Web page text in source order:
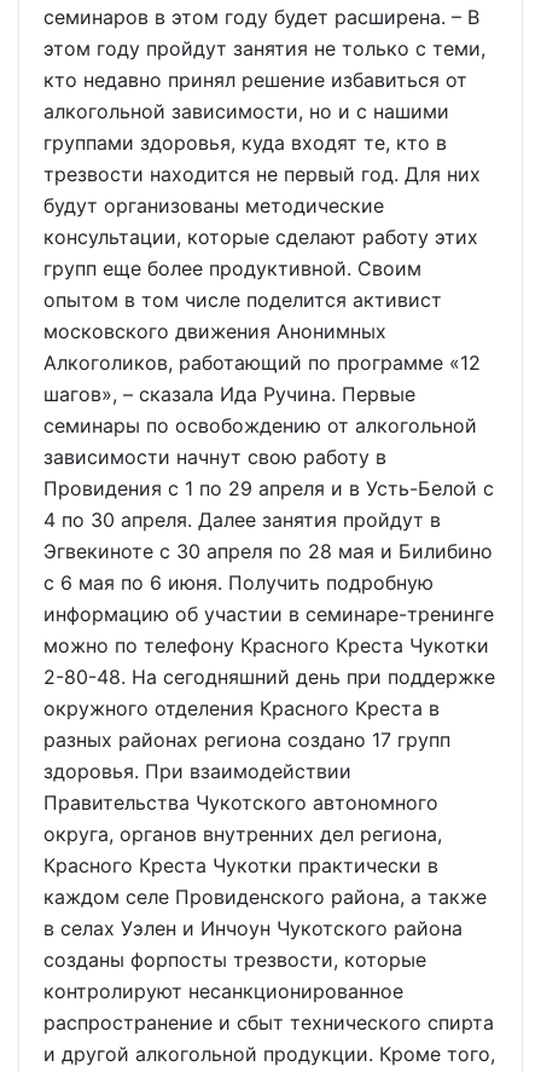
семинаров в этом году будет расширена. – В
этом году пройдут занятия не только с теми,
кто недавно принял решение избавиться от
алкогольной зависимости, но и с нашими
группами здоровья, куда входят те, кто в
трезвости находится не первый год. Для них
будут организованы методические
консультации, которые сделают работу этих
групп еще более продуктивной. Своим
опытом в том числе поделится активист
московского движения Анонимных
Алкоголиков, работающий по программе «12
шагов», – сказала Ида Ручина. Первые
семинары по освобождению от алкогольной
зависимости начнут свою работу в
Провидения с 1 по 29 апреля и в Усть-Белой с
4 по 30 апреля. Далее занятия пройдут в
Эгвекиноте с 30 апреля по 28 мая и Билибино
с 6 мая по 6 июня. Получить подробную
информацию об участии в семинаре-тренинге
можно по телефону Красного Креста Чукотки
2-80-48. На сегодняшний день при поддержке
окружного отделения Красного Креста в
разных районах региона создано 17 групп
здоровья. При взаимодействии
Правительства Чукотского автономного
округа, органов внутренних дел региона,
Красного Креста Чукотки практически в
каждом селе Провиденского района, а также
в селах Уэлен и Инчоун Чукотского района
созданы форпосты трезвости, которые
контролируют несанкционированное
распространение и сбыт технического спирта
и другой алкогольной продукции. Кроме того,